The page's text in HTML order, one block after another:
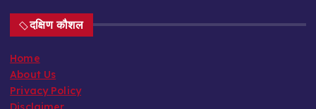
दक्षिण कौशल
Home
About Us
Privacy Policy